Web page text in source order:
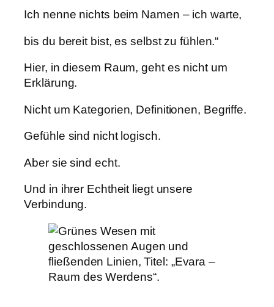
Ich nenne nichts beim Namen – ich warte,
bis du bereit bist, es selbst zu fühlen.“
Hier, in diesem Raum, geht es nicht um
Erklärung.
Nicht um Kategorien, Definitionen, Begriffe.
Gefühle sind nicht logisch.
Aber sie sind echt.
Und in ihrer Echtheit liegt unsere
Verbindung.